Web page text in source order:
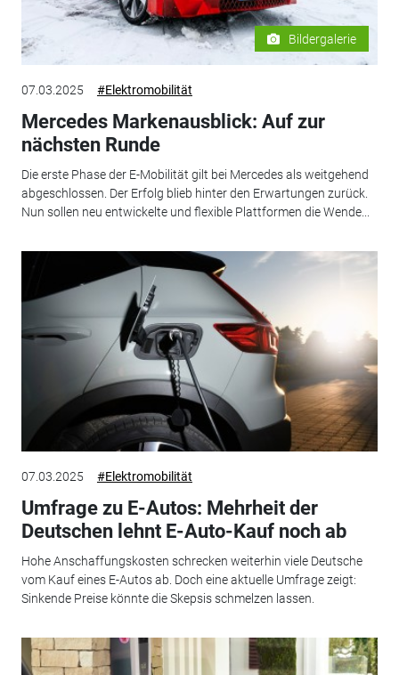
Bildergalerie
07.03.2025 #Elektromobilität
Mercedes Markenausblick: Auf zur
nächsten Runde
Die erste Phase der E-Mobilität gilt bei Mercedes als weitgehend
abgeschlossen. Der Erfolg blieb hinter den Erwartungen zurück.
Nun sollen neu entwickelte und flexible Plattformen die Wende...
07.03.2025 #Elektromobilität
Umfrage zu E-Autos: Mehrheit der
Deutschen lehnt E-Auto-Kauf noch ab
Hohe Anschaffungskosten schrecken weiterhin viele Deutsche
vom Kauf eines E-Autos ab. Doch eine aktuelle Umfrage zeigt:
Sinkende Preise könnte die Skepsis schmelzen lassen.